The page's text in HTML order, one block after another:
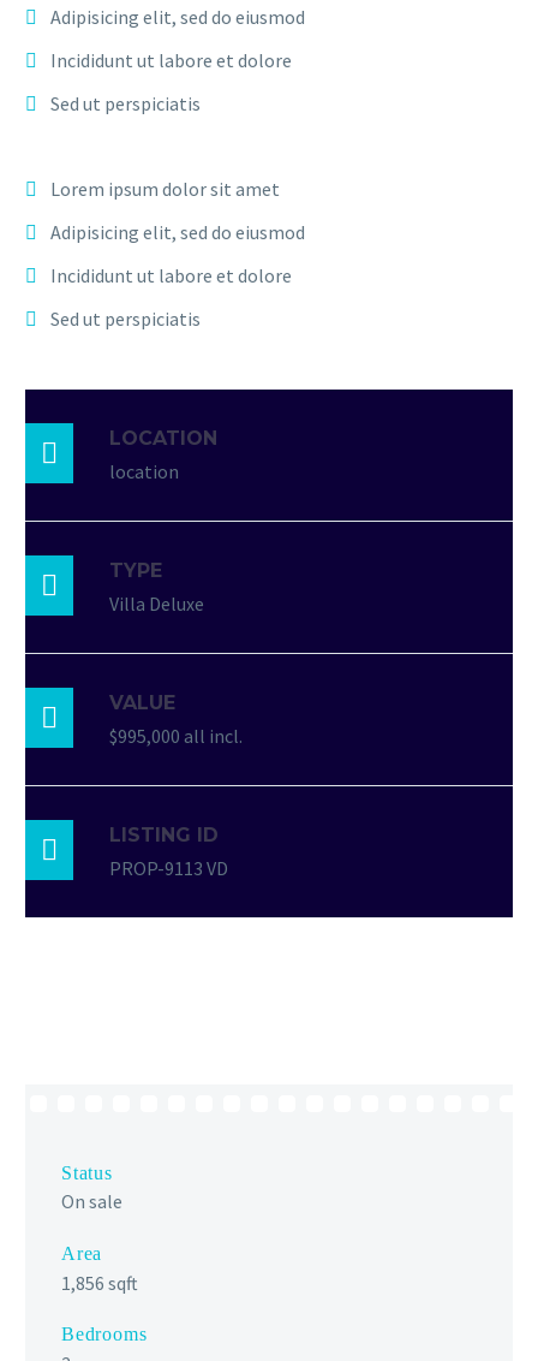
Adipisicing elit, sed do eiusmod
Incididunt ut labore et dolore
Sed ut perspiciatis
Lorem ipsum dolor sit amet
Adipisicing elit, sed do eiusmod
Incididunt ut labore et dolore
Sed ut perspiciatis
 LOCATION
location
 TYPE
Villa Deluxe
 VALUE
$995,000 all incl.
 LISTING ID
PROP-9113 VD
Status
On sale
Area
1,856 sqft
Bedrooms